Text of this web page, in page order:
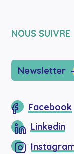
NOUS SUIVRE
Newsletter
Facebook
Linkedin